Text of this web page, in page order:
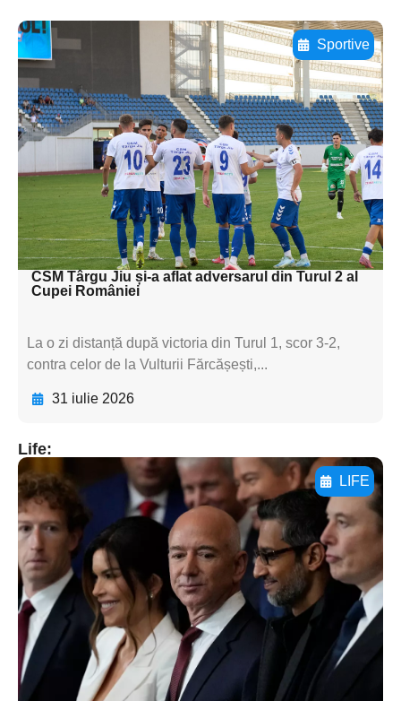
Sportive
Adaugă aici textul pentru
subtitluAdaugă aici
textul pentru
subtitluAdaugă aici
textul pentru
subtitluAdaugă aici
textul pentru subti
CSM Târgu Jiu și-a aflat adversarul din Turul 2 al
Cupei României
La o zi distanță după victoria din Turul 1, scor 3-2,
contra celor de la Vulturii Fărcășești,...
31 iulie 2026
Life:
LIFE
Adaugă aici textul pentru
subtitluAdaugă aici
textul pentru
subtitluAdaugă aici
textul pentru
subtitluAdaugă aici
textul pentru subti